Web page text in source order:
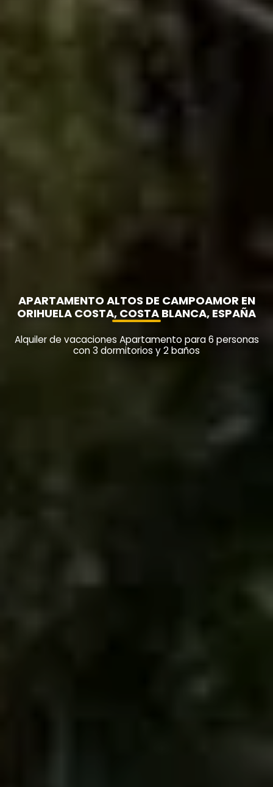
APARTAMENTO ALTOS DE CAMPOAMOR EN
ORIHUELA COSTA, COSTA BLANCA, ESPAÑA
Alquiler de vacaciones Apartamento para 6 personas
con 3 dormitorios y 2 baños